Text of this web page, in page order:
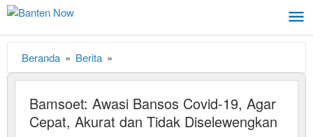
Lewati
konten
Beranda » Berita »
Awasi
Covid-
19,
Bamsoet: Awasi Bansos Covid-19, Agar
Cepat, Akurat dan Tidak Diselewengkan